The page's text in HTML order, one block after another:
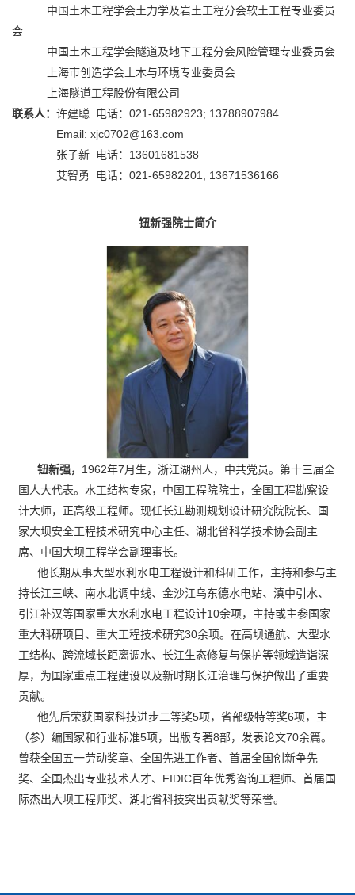
中国土木工程学会土力学及岩土工程分会软土工程专业委员
会
中国土木工程学会隧道及地下工程分会风险管理专业委员会
上海市创造学会土木与环境专业委员会
上海隧道工程股份有限公司
联系人： 许建聪 电话：021-65982923; 13788907984
Email: xjc0702@163.com
张子新 电话：13601681538
艾智勇 电话：021-65982201; 13671536166
钮新强院士简介
钮新强， 1962年7月生，浙江湖州人，中共党员。第十三届全
国人大代表。水工结构专家，中国工程院院士，全国工程勘察设
计大师，正高级工程师。现任长江勘测规划设计研究院院长、国
家大坝安全工程技术研究中心主任、湖北省科学技术协会副主
席、中国大坝工程学会副理事长。
他长期从事大型水利水电工程设计和科研工作，主持和参与主
持长江三峡、南水北调中线、金沙江乌东德水电站、滇中引水、
引江补汉等国家重大水利水电工程设计10余项，主持或主参国家
重大科研项目、重大工程技术研究30余项。在高坝通航、大型水
工结构、跨流域长距离调水、长江生态修复与保护等领域造诣深
厚，为国家重点工程建设以及新时期长江治理与保护做出了重要
贡献。
他先后荣获国家科技进步二等奖5项，省部级特等奖6项，主
（参）编国家和行业标准5项，出版专著8部，发表论文70余篇。
曾获全国五一劳动奖章、全国先进工作者、首届全国创新争先
奖、全国杰出专业技术人才、FIDIC百年优秀咨询工程师、首届国
际杰出大坝工程师奖、湖北省科技突出贡献奖等荣誉。